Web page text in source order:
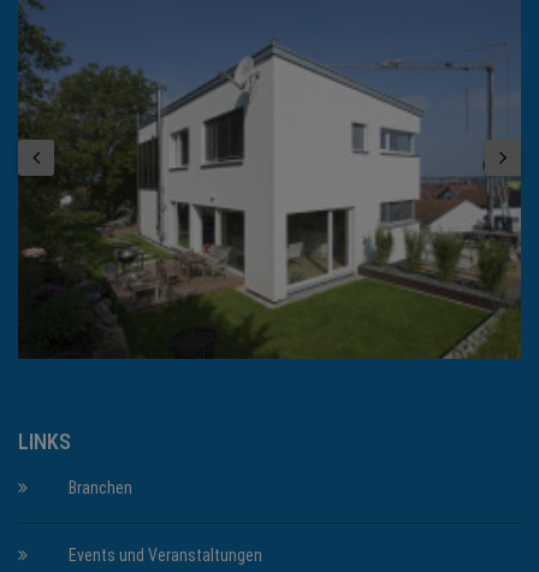
LINKS
Branchen
Events und Veranstaltungen